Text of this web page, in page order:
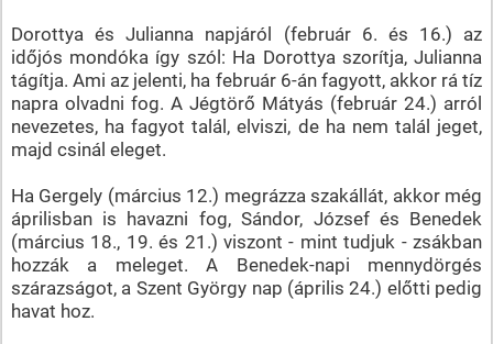
Dorottya és Julianna napjáról (február 6. és 16.) az
időjós mondóka így szól: Ha Dorottya szorítja, Julianna
tágítja. Ami az jelenti, ha február 6-án fagyott, akkor rá tíz
napra olvadni fog. A Jégtörő Mátyás (február 24.) arról
nevezetes, ha fagyot talál, elviszi, de ha nem talál jeget,
majd csinál eleget.
Ha Gergely (március 12.) megrázza szakállát, akkor még
áprilisban is havazni fog, Sándor, József és Benedek
(március 18., 19. és 21.) viszont - mint tudjuk - zsákban
hozzák a meleget. A Benedek-napi mennydörgés
szárazságot, a Szent György nap (április 24.) előtti pedig
havat hoz.